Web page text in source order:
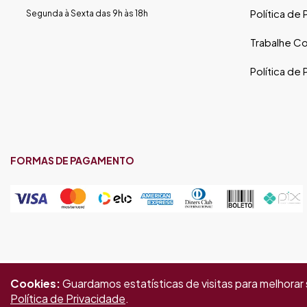
Segunda à Sexta das 9h às 18h Política de
Trabalhe
Política de
FORMAS DE PAGAMENTO
direitos reservados. As fotos, textos e layout aqui veiculados são de propriedade da Loja. É
enquanto durarem os estoques. Os preços estão sujeitos a alterações sem aviso prévio.
Cookies:Guardamos estatísticas de visitas para
Política de Privacidade.